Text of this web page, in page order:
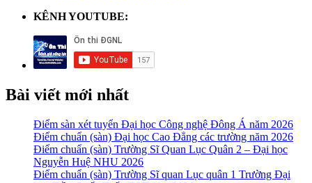
KÊNH YOUTUBE:
Bài viết mới nhất
Điểm sàn xét tuyển Đại học Công nghệ Đông Á năm 2026
Điểm chuẩn (sàn) Đại học Cao Đẳng các trường năm 2026
Điểm chuẩn (sàn) Trường Sĩ Quan Lục Quân 2 – Đại học
Nguyễn Huệ NHU 2026
Điểm chuẩn (sàn) Trường Sĩ quan Lục quân 1 Trường Đại